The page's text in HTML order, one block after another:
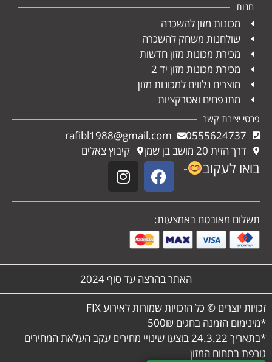
חנות
מכונות מזון להשכרה
שולחנות משחק להשכרה
מכירת מכונות מזון חדשות
מכירת מכונות מזון יד 2
מוצרים נלווים למכונות מזון
מתנפחים ואטרקציות
פרטי יצירת קשר
0555624737
rafibl1988@gmail.com
דרך הזית 20 מושב בן שמן
קיבוץ צאלים
בואו לעקוב -
תשלום מאובטח באמצעות:
האתר בהרצה עד סוף 2024
זכויות יוצרים © כל הזכויות שמורות לאירוע FIX
*מינימום הזמנה בחגים 500₪
*בתאריך 24.3.22 בוצעו שינויי מחירים עקב העלאת המחירים
גורפת בתחום המזון